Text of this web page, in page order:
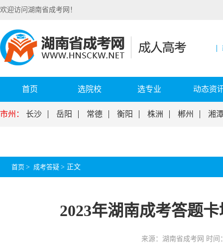
欢迎访问湖南省成考网！
首页 选院校 选专业 动态资
市州： 长沙 岳阳 常德 衡阳 株洲 郴州 湘
首页 > 成考答疑 > 正文
2023年湖南成考答题
来源：湖南省成考网 时间